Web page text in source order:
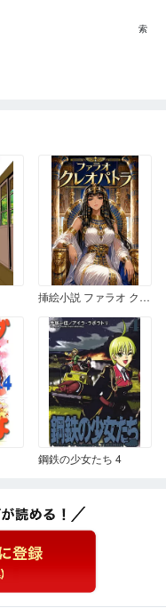
挿絵小説 ファラオ クレオパトラ 第一話 即位の儀 01
鋼鉄の少女たち 4